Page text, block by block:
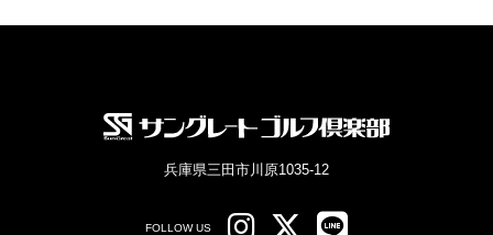
兵庫県三田市川原1035-12
FOLLOW US